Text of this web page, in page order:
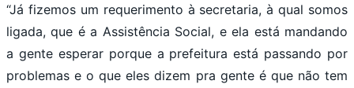
“Já fizemos um requerimento à secretaria, à qual somos
ligada, que é a Assistência Social, e ela está mandando
a gente esperar porque a prefeitura está passando por
problemas e o que eles dizem pra gente é que não tem